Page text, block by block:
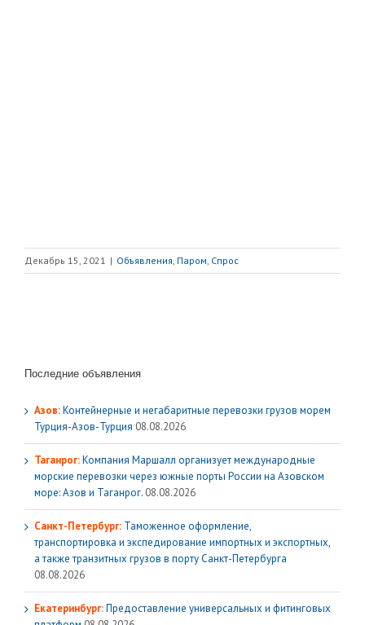
Декабрь 15, 2021 | Объявления, Паром, Спрос
Последние объявления
Азов:Контейнерные и негабаритные перевозки грузов морем
Турция-Азов-Турция 08.08.2026
Таганрог:Компания Маршалл организует международные
морские перевозки через южные порты России на Азовском
море: Азов и Таганрог. 08.08.2026
Санкт-Петербург: Таможенное оформление,
транспортировка и экспедирование импортных и экспортных,
а также транзитных грузов в порту Санкт-Петербурга
08.08.2026
Екатеринбург:Предоставление универсальных и фитинговых